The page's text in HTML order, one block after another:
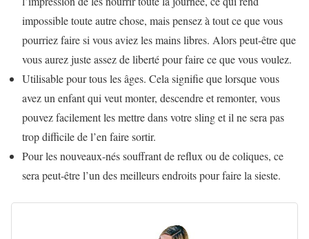
impossible toute autre chose, mais pensez à tout ce que vous
pourriez faire si vous aviez les mains libres. Alors peut-être que
vous aurez juste assez de liberté pour faire ce que vous voulez.
Utilisable pour tous les âges. Cela signifie que lorsque vous
avez un enfant qui veut monter, descendre et remonter, vous
pouvez facilement les mettre dans votre sling et il ne sera pas
trop difficile de l’en faire sortir.
Pour les nouveaux-nés souffrant de reflux ou de coliques, ce
sera peut-être l’un des meilleurs endroits pour faire la sieste.